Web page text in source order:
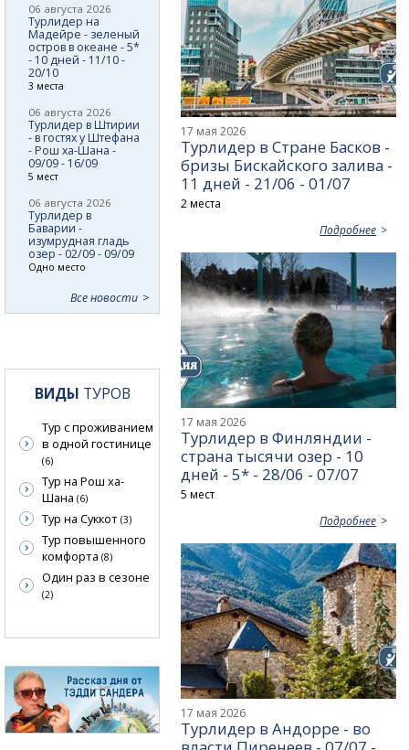
17 мая 2026
Турлидер в Стране Басков -
бризы Бискайского залива -
11 дней - 21/06 - 01/07
2 места
Подробнее
17 мая 2026
Турлидер в Финляндии -
страна тысячи озер - 10
дней - 5* - 28/06 - 07/07
5 мест
Подробнее
17 мая 2026
Турлидер в Андорре - во
06 августа 2026
Турлидер на
Мадейре - зеленый
остров в океане - 5*
- 10 дней - 11/10 -
20/10
3 места
06 августа 2026
Турлидер в Штирии
- в гостях у Штефана
- Рош ха-Шана -
09/09 - 16/09
5 мест
06 августа 2026
Турлидер в
Баварии -
изумрудная гладь
озер - 02/09 - 09/09
Одно место
Все новости
ВИДЫ ТУРОВ
Тур с проживанием
в одной гостинице
(6)
Тур на Рош ха-
Шана (6)
Тур на Суккот (3)
Тур повышенного
комфорта (8)
Один раз в сезоне
(2)